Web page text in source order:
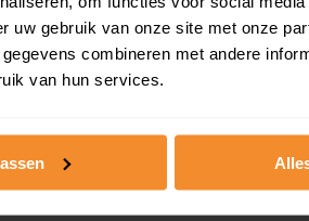
uw gebruik van onze site met onze
combineren met andere
van hun services.
131 m2 03 juni
107 m2 29 april